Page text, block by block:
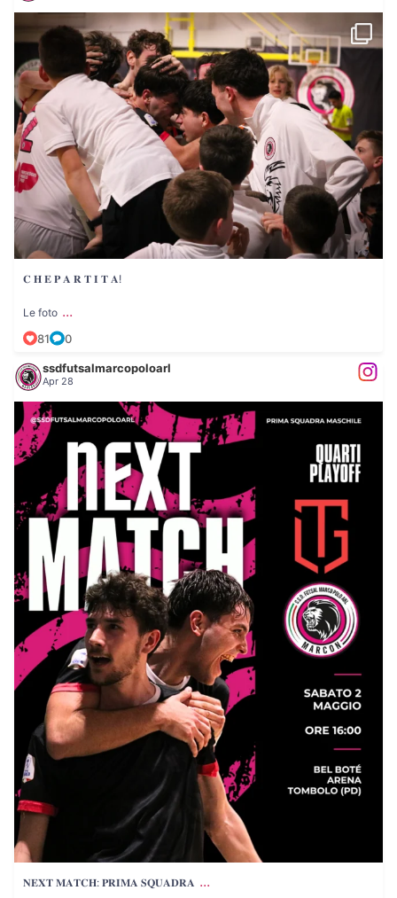
𝐂 𝐇 𝐄 𝐏 𝐀 𝐑 𝐓 𝐈 𝐓 𝐀!
81 0
𝐂 𝐇 𝐄 𝐏 𝐀 𝐑 𝐓 𝐈 𝐓 𝐀!
Le foto ...
81 0
ssdfutsalmarcopoloarl
Apr 28
𝐍𝐄𝐗𝐓 𝐌𝐀𝐓𝐂𝐇: 𝐏𝐑𝐈𝐌𝐀 𝐒𝐐𝐔𝐀𝐃𝐑𝐀
35 0
𝐍𝐄𝐗𝐓 𝐌𝐀𝐓𝐂𝐇: 𝐏𝐑𝐈𝐌𝐀 𝐒𝐐𝐔𝐀𝐃𝐑𝐀 ...